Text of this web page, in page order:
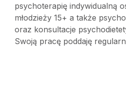
psychoterapię indywidualną
młodzieży 15+ a także
oraz konsultacje
Swoją pracę poddaję